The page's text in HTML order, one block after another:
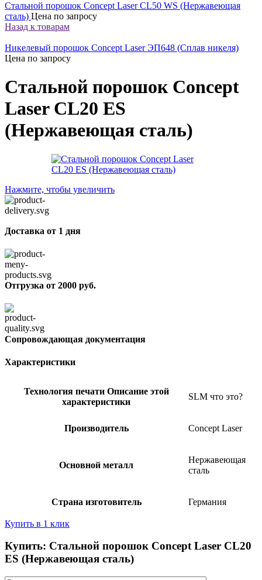
Стальной порошок Concept Laser CL50 WS (Нержавеющая
сталь) Цена по запросу
Назад к товарам
Никелевый порошок Concept Laser ЭП648 (Сплав никеля)
Цена по запросу
Стальной порошок Concept
Laser CL20 ES
(Нержавеющая сталь)
Нажмите, чтобы увеличить
Доставка от 1 дня
Отгрузка от 2000 руб.
Сопровождающая документация
Характеристики
Технология печати Описание этой
характеристики
SLM что это?
Производитель Concept Laser
Основной металл
Нержавеющая
сталь
Страна изготовитель Германия
Купить в 1 клик
Купить: Стальной порошок Concept Laser CL20
ES (Нержавеющая сталь)